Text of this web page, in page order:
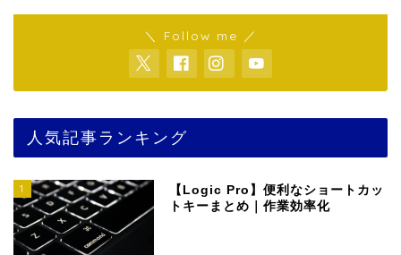
＼ Follow me ／
人気記事ランキング
1
【Logic Pro】便利なショートカッ
トキーまとめ｜作業効率化